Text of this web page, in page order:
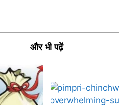
और भी पढ़ें